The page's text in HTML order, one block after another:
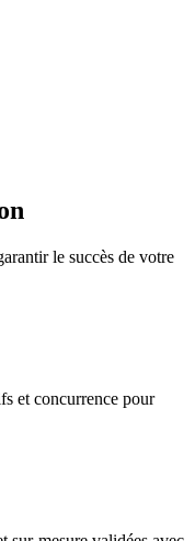
le succès de votre
et concurrence pour